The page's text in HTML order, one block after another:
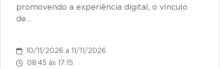
promovendo a experiência digital, o vínculo
de…
10/11/2026 a 11/11/2026
08:45 às 17:15